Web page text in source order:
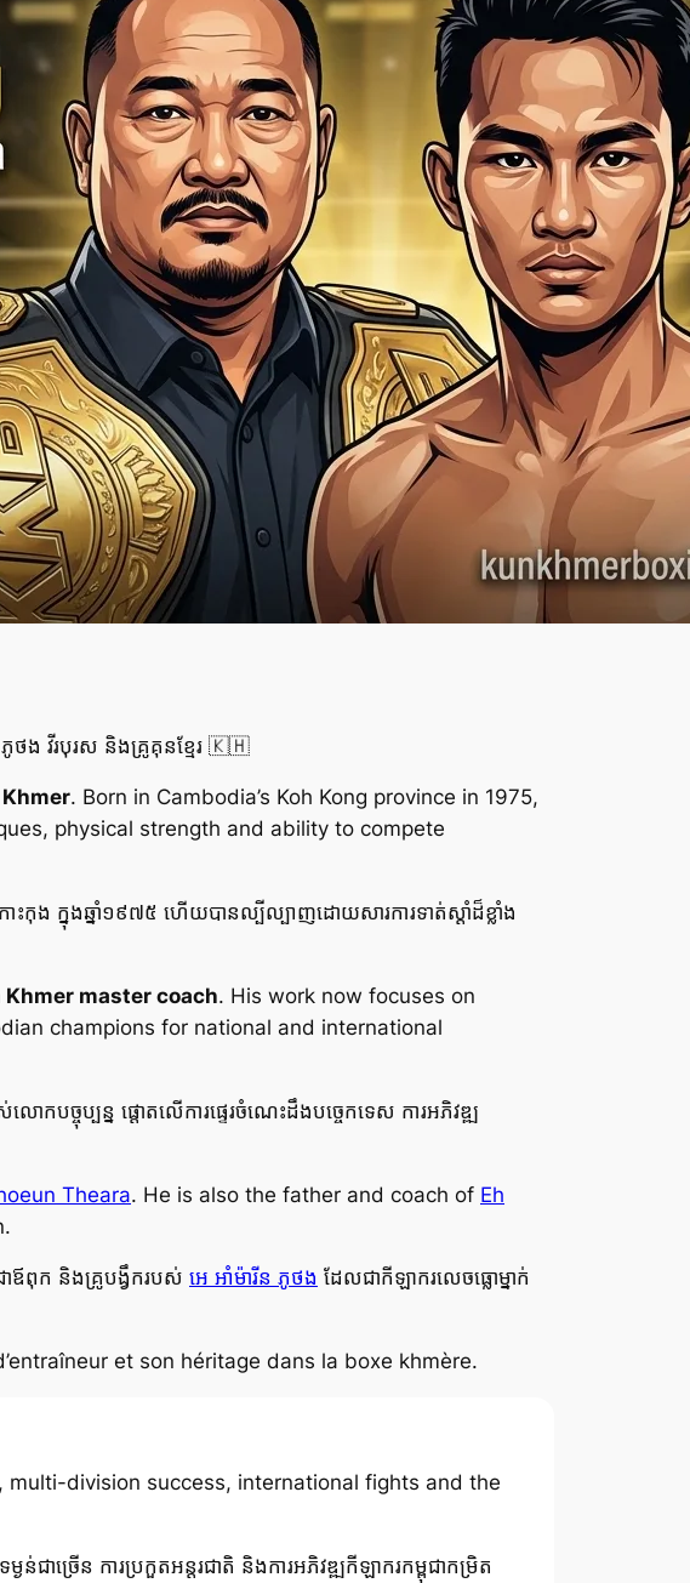
ថង វីរបុរស និងគ្រូគុនខ្មែរ 🇰🇭
. Born in Cambodia’s Koh Kong province in 1975,
physical strength and ability to compete
ះកុង ក្នុងឆ្នាំ១៩៧៥ ហើយបានល្បីល្បាញដោយសារការទាត់ស្តាំដ៏ខ្លាំង
Khmer master coach. His work now focuses on
champions for national and international
លោកបច្ចុប្បន្ន ផ្តោតលើការផ្ទេរចំណេះដឹងបច្ចេកទេស ការអភិវឌ្ឍ
Theara. He is also the father and coach of Eh
ឪពុក និងគ្រូបង្វឹករបស់ អេ អាំម៉ារីន ភូថង ដែលជាកីឡាករលេចធ្លោម្នាក់
et son héritage dans la boxe khmère.
division success, international fights and the
ងន់ជាច្រើន ការប្រកួតអន្តរជាតិ និងការអភិវឌ្ឍកីឡាករកម្ពុជាកម្រិត